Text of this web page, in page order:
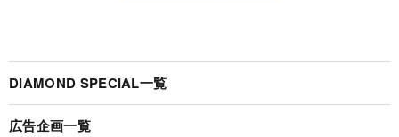
DIAMOND SPECIAL一覧
広告企画一覧